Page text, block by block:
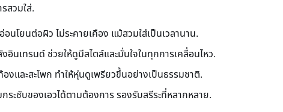
สวมใส่.
ยนต่อผิว ไม่ระคายเคือง แม้สวมใส่เป็นเวลานาน.
เทรนด์ ช่วยให้ดูมีสไตล์และมั่นใจในทุกการเคลื่อนไหว.
งและสะโพก ทำให้หุ่นดูเพรียวขึ้นอย่างเป็นธรรมชาติ.
ะชับของเอวได้ตามต้องการ รองรับสรีระที่หลากหลาย.